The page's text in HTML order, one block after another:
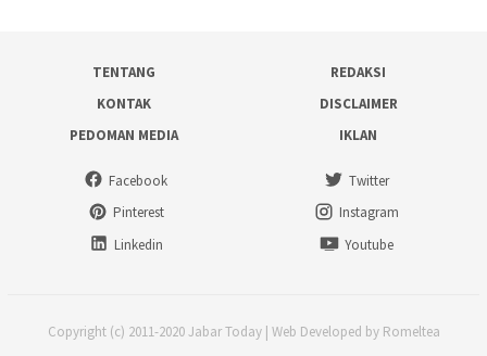
TENTANG
REDAKSI
KONTAK
DISCLAIMER
PEDOMAN MEDIA
IKLAN
Facebook
Twitter
Pinterest
Instagram
Linkedin
Youtube
Copyright (c) 2011-2020 Jabar Today | Web Developed by Romeltea